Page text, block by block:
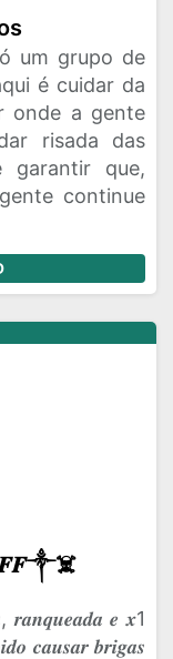
um grupo de
é cuidar da
onde a gente
risada das
garantir que,
continue
𝑭𝑭༒☠️
𝒓𝒂𝒏𝒒𝒖𝒆𝒂𝒅𝒂 𝒆 𝒙1
𝒄𝒂𝒖𝒔𝒂𝒓 𝒃𝒓𝒊𝒈𝒂𝒔